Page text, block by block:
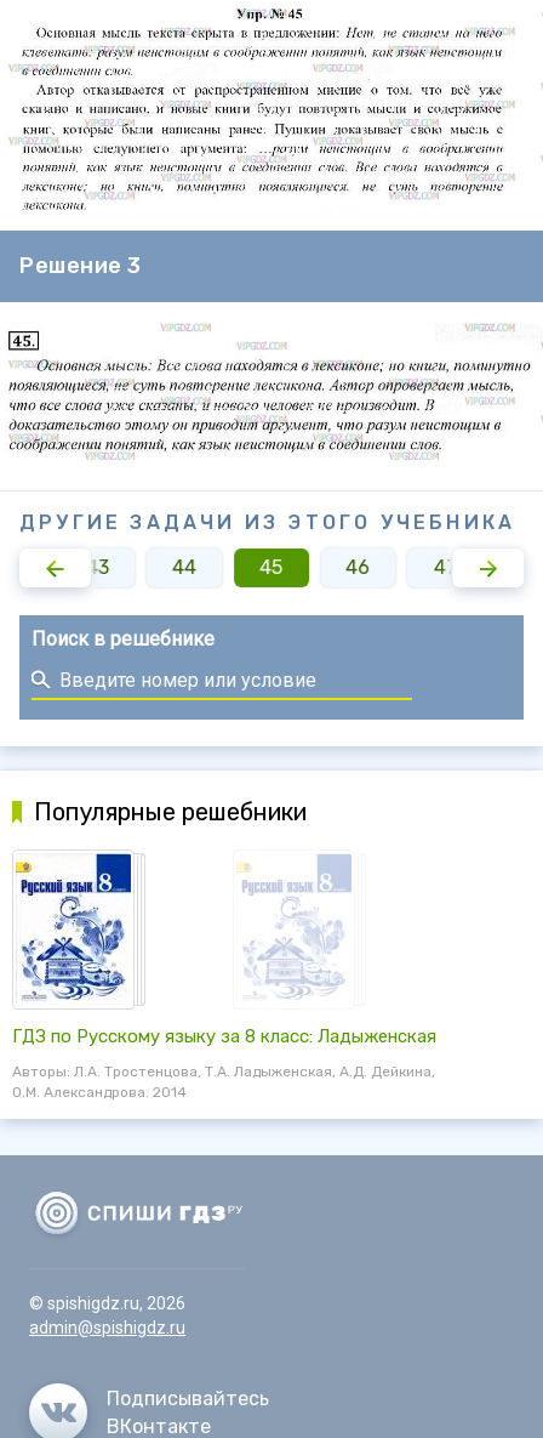
Решение 3
ДРУГИЕ ЗАДАЧИ ИЗ ЭТОГО УЧЕБНИКА
43 44 45 46 47
Поиск в решебнике
Популярные решебники
ГДЗ по Русскому языку за 8 класс: Ладыженская
Авторы: Л.А. Тростенцова, Т.А. Ладыженская, А.Д. Дейкина,
О.М. Александрова. 2014
© spishigdz.ru, 2026
admin@spishigdz.ru
Подписывайтесь
ВКонтакте